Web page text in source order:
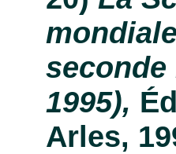
seconde
1995),
Arles,